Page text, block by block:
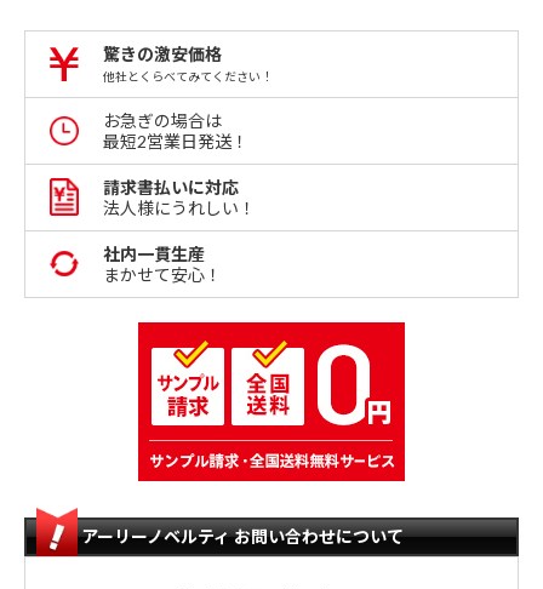
驚きの激安価格
他社とくらべてみてください！
お急ぎの場合は
最短2営業日発送！
請求書払いに対応
法人様にうれしい！
社内一貫生産
まかせて安心！
アーリーノベルティ お問い合わせについて